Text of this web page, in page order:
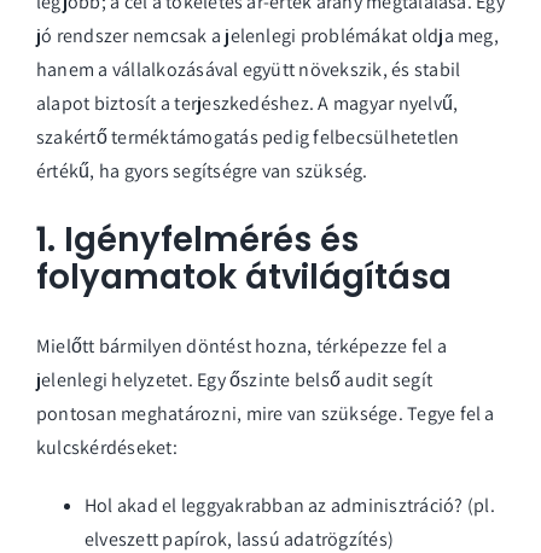
jó rendszer nemcsak a jelenlegi problémákat oldja meg,
hanem a vállalkozásával együtt növekszik, és stabil
alapot biztosít a terjeszkedéshez. A magyar nyelvű,
szakértő terméktámogatás pedig felbecsülhetetlen
értékű, ha gyors segítségre van szükség.
1. Igényfelmérés és
folyamatok átvilágítása
Mielőtt bármilyen döntést hozna, térképezze fel a
jelenlegi helyzetet. Egy őszinte belső audit segít
pontosan meghatározni, mire van szüksége. Tegye fel a
kulcskérdéseket:
Hol akad el leggyakrabban az adminisztráció? (pl.
elveszett papírok, lassú adatrögzítés)